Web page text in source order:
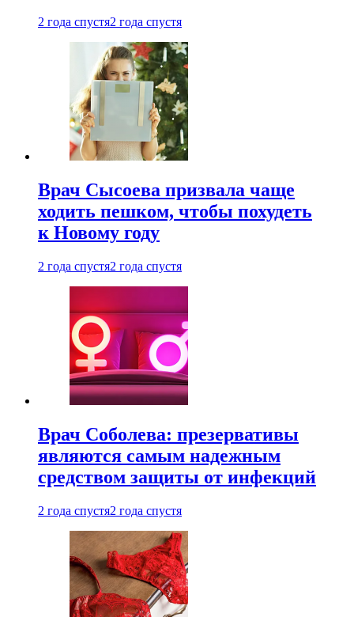
2 года спустя2 года спустя
Врач Сысоева призвала чаще
ходить пешком, чтобы похудеть
к Новому году
2 года спустя2 года спустя
Врач Соболева: презервативы
являются самым надежным
средством защиты от инфекций
2 года спустя2 года спустя